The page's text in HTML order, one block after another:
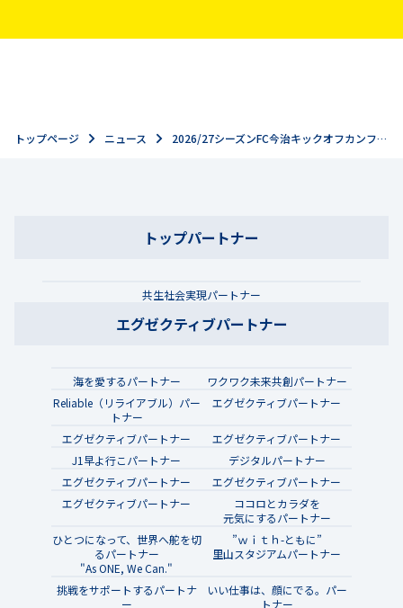
トップページ ニュース 2026/27シーズンFC今治キックオフカンファレンスの開催について(6/26追記)
トップパートナー
共生社会実現パートナー
エグゼクティブパートナー
海を愛するパートナー
ワクワク未来共創パートナー
Reliable（リライアブル）パー
トナー
エグゼクティブパートナー
エグゼクティブパートナー
エグゼクティブパートナー
J1早よ行こパートナー
デジタルパートナー
エグゼクティブパートナー
エグゼクティブパートナー
エグゼクティブパートナー
ココロとカラダを
元気にするパートナー
ひとつになって、世界へ舵を切
るパートナー
"As ONE, We Can."
”ｗｉｔｈ-ともに”
里山スタジアムパートナー
挑戦をサポートするパートナ
ー
いい仕事は、顔にでる。パー
トナー